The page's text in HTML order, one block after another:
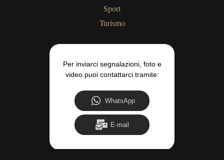
Sport
Turismo
Per inviarci segnalazioni, foto e
video puoi contattarci tramite:
WhatsApp
E-mail